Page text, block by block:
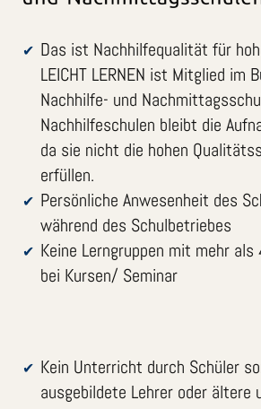
Das ist Nachhilfequalität für
LEICHT LERNEN ist Mitglied im
Nachhilfe- und
Nachhilfeschulen bleibt die
da sie nicht die hohen
erfüllen.
Persönliche Anwesenheit des
während des Schulbetriebes
Keine Lerngruppen mit mehr
bei Kursen/ Seminar
Kein Unterricht durch Schüler
ausgebildete Lehrer oder ältere